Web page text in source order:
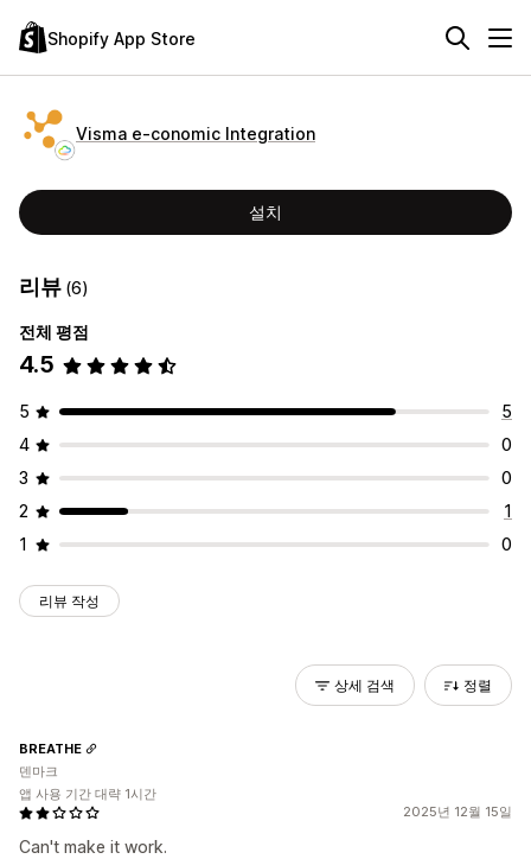
Shopify App Store
Visma e‑conomic Integration
설치
리뷰 (6)
전체 평점
4.5
5
5
4
0
3
0
2
1
1
0
리뷰 작성
상세 검색 정렬
2025년 12월 15일
Can't make it work.
BREATHE
덴마크
앱 사용 기간 대략 1시간